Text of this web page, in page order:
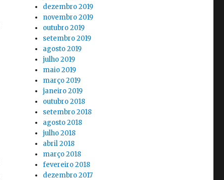
dezembro 2019
novembro 2019
outubro 2019
setembro 2019
agosto 2019
julho 2019
maio 2019
março 2019
janeiro 2019
outubro 2018
setembro 2018
agosto 2018
julho 2018
abril 2018
março 2018
fevereiro 2018
dezembro 2017